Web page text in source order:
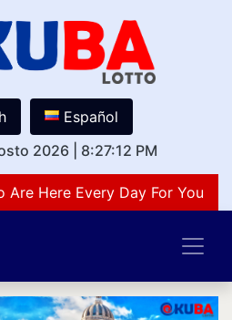
Español
2026
8:27:12 PM
Are Here Every Day For You